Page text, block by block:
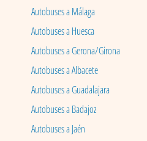
Autobuses a Málaga
Autobuses a Huesca
Autobuses a Gerona/Girona
Autobuses a Albacete
Autobuses a Guadalajara
Autobuses a Badajoz
Autobuses a Jaén